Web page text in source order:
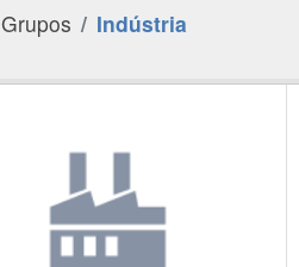
Grupos Indústria